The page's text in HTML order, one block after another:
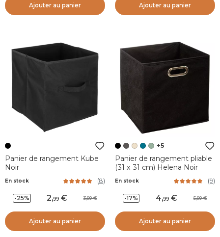
Ajouter au panier Ajouter au panier
Panier de rangement Kube
Noir
En stock (8)
-25% 2,99 3,99
Ajouter au panier
+5
Panier de rangement pliable
(31 x 31 cm) Helena Noir
En stock (9)
-17% 4,99 5,99
Ajouter au panier